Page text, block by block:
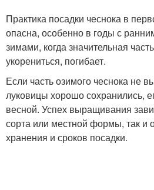
Практика посадки чеснока в
опасна, особенно в годы с
зимами, когда значительная
укорениться, погибает.
Если часть озимого чеснока не
луковицы хорошо сохранились,
весной. Успех выращивания
сорта или местной формы, так и
хранения и сроков посадки.